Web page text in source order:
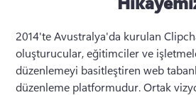
2014'te Avustralya'da kurulan
oluşturucular, eğitimciler ve
düzenlemeyi basitleştiren web
düzenleme platformudur. Ortak